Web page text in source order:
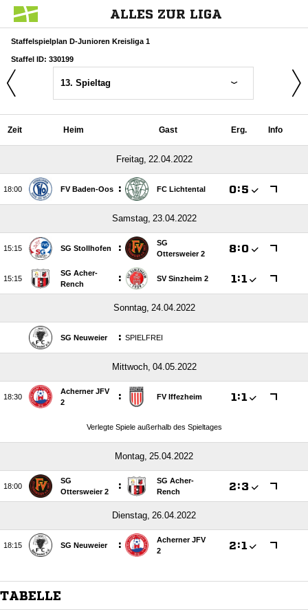
ALLES ZUR LIGA
Staffelspielplan D-Junioren Kreisliga 1
Staffel ID: 330199
13. Spieltag
Zeit Heim Gast Erg. Info
 
 FV Baden-Oos : FC Lichtental :
 
 SG Stollhofen :
SG
Ottersweier 2
:

SG Acher-
Rench
: SV Sinzheim 2  :
 
SG Neuweier : SPIELFREI
 

Acherner JFV
2
: FV Iffezheim  :
Verlegte Spiele außerhalb des Spieltages
 

SG
Ottersweier 2
:
SG Acher-
Rench
:
 
 SG Neuweier :
Acherner JFV
2
:
TABELLE